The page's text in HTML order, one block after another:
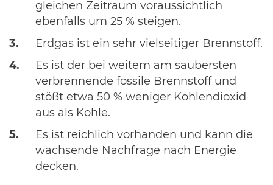
gleichen Zeitraum voraussichtlich
ebenfalls um 25 % steigen.
Erdgas ist ein sehr vielseitiger Brennstoff.
Es ist der bei weitem am saubersten
verbrennende fossile Brennstoff und
stößt etwa 50 % weniger Kohlendioxid
aus als Kohle.
Es ist reichlich vorhanden und kann die
wachsende Nachfrage nach Energie
decken.